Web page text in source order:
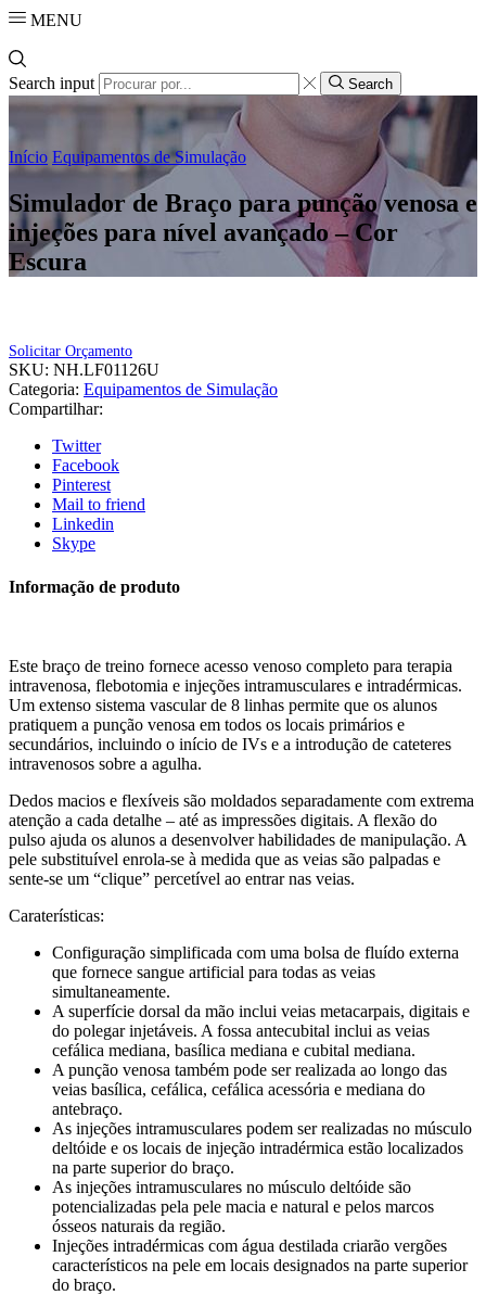
MENU
Search input Search
Início Equipamentos de Simulação
Simulador de Braço para punção venosa e
injeções para nível avançado – Cor
Escura
Solicitar Orçamento
SKU: NH.LF01126U
Categoria: Equipamentos de Simulação
Compartilhar:
Twitter
Facebook
Pinterest
Mail to friend
Linkedin
Skype
Informação de produto
Este braço de treino fornece acesso venoso completo para terapia
intravenosa, flebotomia e injeções intramusculares e intradérmicas.
Um extenso sistema vascular de 8 linhas permite que os alunos
pratiquem a punção venosa em todos os locais primários e
secundários, incluindo o início de IVs e a introdução de cateteres
intravenosos sobre a agulha.
Dedos macios e flexíveis são moldados separadamente com extrema
atenção a cada detalhe – até as impressões digitais. A flexão do
pulso ajuda os alunos a desenvolver habilidades de manipulação. A
pele substituível enrola-se à medida que as veias são palpadas e
sente-se um “clique” percetível ao entrar nas veias.
Caraterísticas:
Configuração simplificada com uma bolsa de fluído externa
que fornece sangue artificial para todas as veias
simultaneamente.
A superfície dorsal da mão inclui veias metacarpais, digitais e
do polegar injetáveis. A fossa antecubital inclui as veias
cefálica mediana, basílica mediana e cubital mediana.
A punção venosa também pode ser realizada ao longo das
veias basílica, cefálica, cefálica acessória e mediana do
antebraço.
As injeções intramusculares podem ser realizadas no músculo
deltóide e os locais de injeção intradérmica estão localizados
na parte superior do braço.
As injeções intramusculares no músculo deltóide são
potencializadas pela pele macia e natural e pelos marcos
ósseos naturais da região.
Injeções intradérmicas com água destilada criarão vergões
característicos na pele em locais designados na parte superior
do braço.